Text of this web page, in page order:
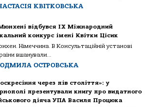
КВІТКОВСЬКА
відбувся IX Міжнародний
конкурс імені Квітки Цісик
Німеччина. В Консультаційній установі
вшанували...
ОСТРОВСЬКА
через пів століття»: у
презентували книгу про видатного
діяча УПА Василя Процюка